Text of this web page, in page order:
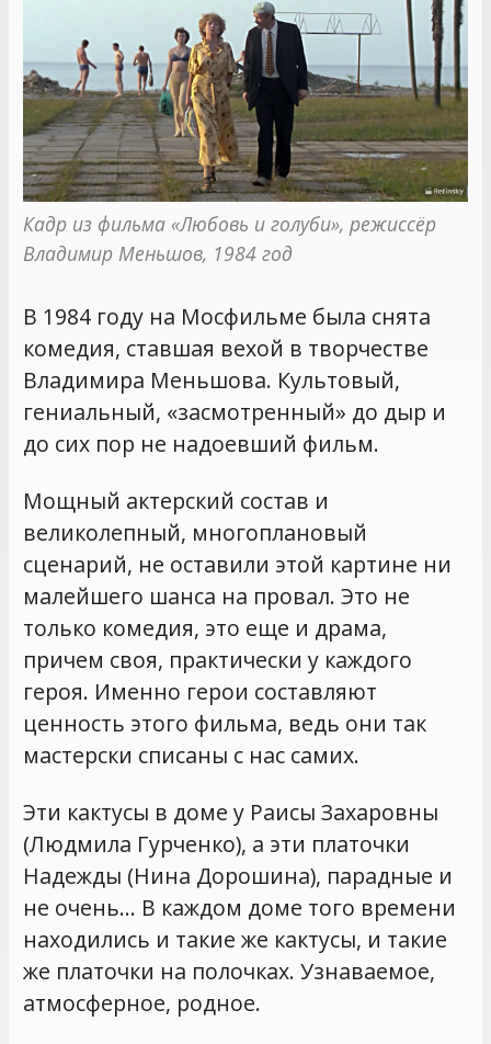
Кадр из фильма «Любовь и голуби», режиссёр
Владимир Меньшов, 1984 год
В 1984 году на Мосфильме была снята
комедия, ставшая вехой в творчестве
Владимира Меньшова. Культовый,
гениальный, «засмотренный» до дыр и
до сих пор не надоевший фильм.
Мощный актерский состав и
великолепный, многоплановый
сценарий, не оставили этой картине ни
малейшего шанса на провал. Это не
только комедия, это еще и драма,
причем своя, практически у каждого
героя. Именно герои составляют
ценность этого фильма, ведь они так
мастерски списаны с нас самих.
Эти кактусы в доме у Раисы Захаровны
(Людмила Гурченко), а эти платочки
Надежды (Нина Дорошина), парадные и
не очень… В каждом доме того времени
находились и такие же кактусы, и такие
же платочки на полочках. Узнаваемое,
атмосферное, родное.